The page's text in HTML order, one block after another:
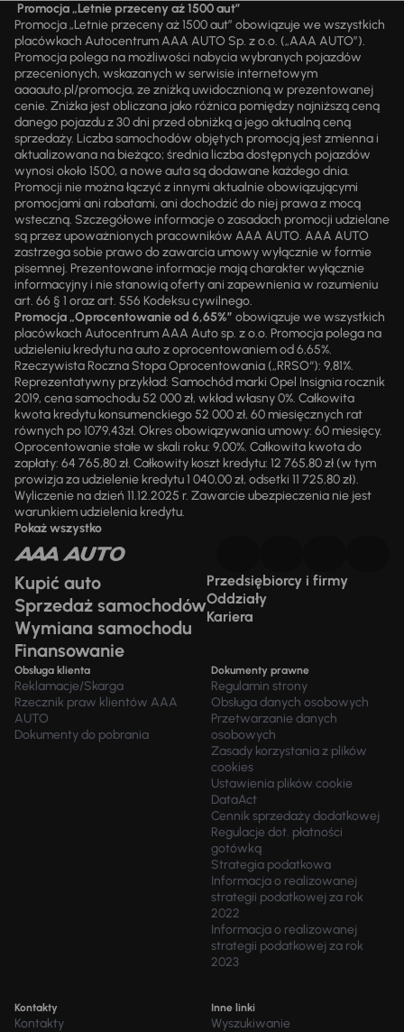
Promocja „Letnie przeceny aż 1500 aut”
Promocja „Letnie przeceny aż 1500 aut” obowiązuje we wszystkich
placówkach Autocentrum AAA AUTO Sp. z o.o. („AAA AUTO”).
Promocja polega na możliwości nabycia wybranych pojazdów
przecenionych, wskazanych w serwisie internetowym
aaaauto.pl/promocja, ze zniżką uwidocznioną w prezentowanej
cenie. Zniżka jest obliczana jako różnica pomiędzy najniższą ceną
danego pojazdu z 30 dni przed obniżką a jego aktualną ceną
sprzedaży. Liczba samochodów objętych promocją jest zmienna i
aktualizowana na bieżąco; średnia liczba dostępnych pojazdów
wynosi około 1500, a nowe auta są dodawane każdego dnia.
Promocji nie można łączyć z innymi aktualnie obowiązującymi
promocjami ani rabatami, ani dochodzić do niej prawa z mocą
wsteczną. Szczegółowe informacje o zasadach promocji udzielane
są przez upoważnionych pracowników AAA AUTO. AAA AUTO
zastrzega sobie prawo do zawarcia umowy wyłącznie w formie
pisemnej. Prezentowane informacje mają charakter wyłącznie
informacyjny i nie stanowią oferty ani zapewnienia w rozumieniu
art. 66 § 1 oraz art. 556 Kodeksu cywilnego.
Promocja „Oprocentowanie od 6,65%” obowiązuje we wszystkich
placówkach Autocentrum AAA Auto sp. z o.o. Promocja polega na
udzieleniu kredytu na auto z oprocentowaniem od 6,65%.
Rzeczywista Roczna Stopa Oprocentowania („RRSO“): 9,81%.
Reprezentatywny przykład: Samochód marki Opel Insignia rocznik
2019, cena samochodu 52 000 zł, wkład własny 0%. Całkowita
kwota kredytu konsumenckiego 52 000 zł, 60 miesięcznych rat
równych po 1079,43zł. Okres obowiązywania umowy: 60 miesięcy.
Oprocentowanie stałe w skali roku: 9,00%. Całkowita kwota do
zapłaty: 64 765,80 zł. Całkowity koszt kredytu: 12 765,80 zł (w tym
prowizja za udzielenie kredytu 1 040,00 zł, odsetki 11 725,80 zł).
Wyliczenie na dzień 11.12.2025 r. Zawarcie ubezpieczenia nie jest
warunkiem udzielenia kredytu.
Pokaż wszystko
Kupić auto
Sprzedaż samochodów
Wymiana samochodu
Finansowanie
Przedsiębiorcy i firmy
Oddziały
Kariera
Obsługa klienta
Reklamacje/Skarga
Rzecznik praw klientów AAA
AUTO
Dokumenty do pobrania
Dokumenty prawne
Regulamin strony
Obsługa danych osobowych
Przetwarzanie danych
osobowych
Zasady korzystania z plików
cookies
Ustawienia plików cookie
DataAct
Cennik sprzedaży dodatkowej
Regulacje dot. płatności
gotówką
Strategia podatkowa
Informacja o realizowanej
strategii podatkowej za rok
2022
Informacja o realizowanej
strategii podatkowej za rok
2023
Kontakty
Kontakty
Inne linki
Wyszukiwanie